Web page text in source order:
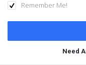
Remember Me!
Need